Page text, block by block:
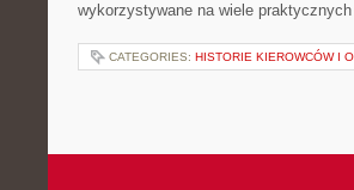
wykorzystywane na wiele
CATEGORIES: HISTORIE KIEROWCÓW I